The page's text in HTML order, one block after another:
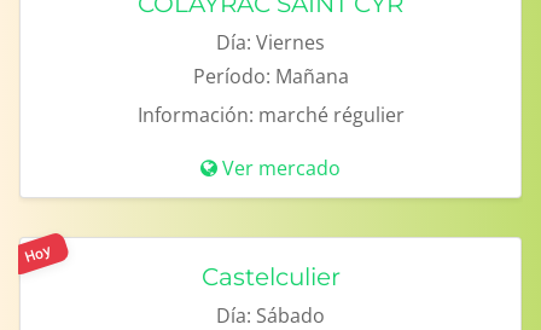
Día: Viernes
Período: Mañana
Información: marché régulier
Ver mercado
Hoy
Castelculier
Día: Sábado